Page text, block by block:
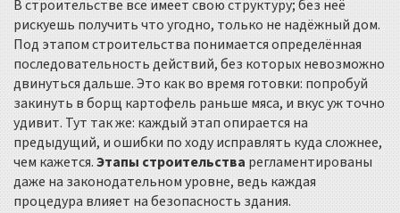
В строительстве все имеет свою структуру; без неё
рискуешь получить что угодно, только не надёжный дом.
Под этапом строительства понимается определённая
последовательность действий, без которых невозможно
двинуться дальше. Это как во время готовки: попробуй
закинуть в борщ картофель раньше мяса, и вкус уж точно
удивит. Тут так же: каждый этап опирается на
предыдущий, и ошибки по ходу исправлять куда сложнее,
чем кажется.Этапы строительства регламентированы
даже на законодательном уровне, ведь каждая
процедура влияет на безопасность здания.